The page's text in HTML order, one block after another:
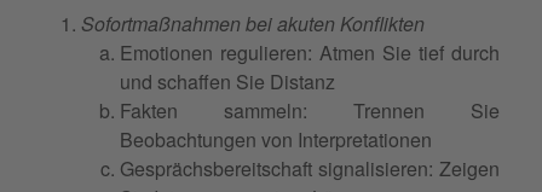
Sofortmaßnahmen bei akuten Konflikten
Emotionen regulieren: Atmen Sie tief durch
und schaffen Sie Distanz
Fakten sammeln: Trennen Sie
Beobachtungen von Interpretationen
Gesprächsbereitschaft signalisieren: Zeigen